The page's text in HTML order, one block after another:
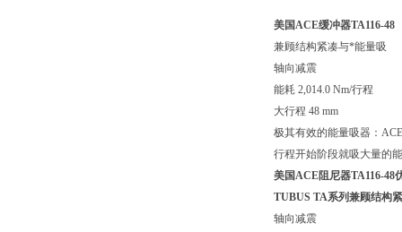
美国ACE缓冲器TA116-48
兼顾结构紧凑与*能量吸
轴向减震
能耗 2,014.0 Nm/行程
大行程 48 mm
极其有效的能量吸器：
行程开始阶段就吸大量的
美国ACE阻尼器TA116-48
TUBUS TA系列兼顾结构
轴向减震